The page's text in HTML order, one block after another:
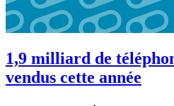
1,9 milliard de
vendus cette année